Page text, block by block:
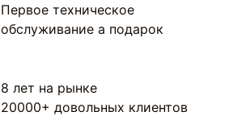
Первое техническое
обслуживание а подарок
8 лет на рынке
20000+ довольных клиентов